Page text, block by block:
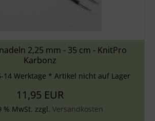
2,25 mm - 35 cm - KnitPro
Karbonz
14 Werktage * Artikel nicht auf Lager
11,95 EUR
% MwSt. zzgl. Versandkosten